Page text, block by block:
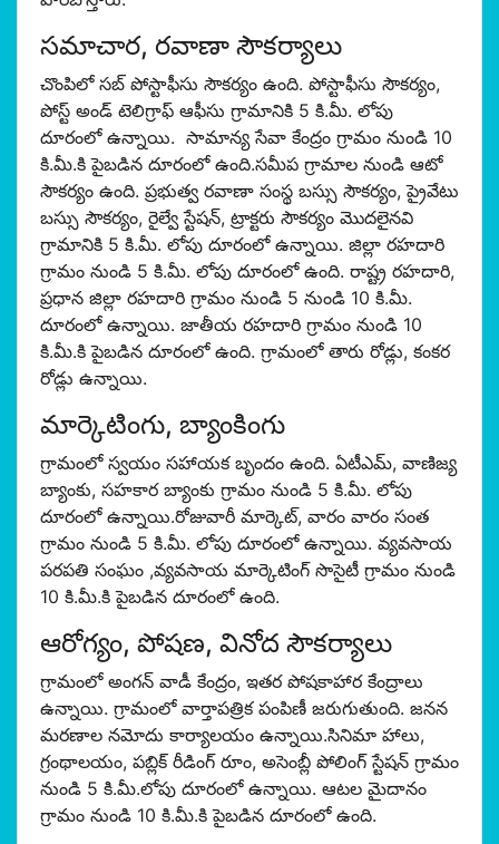
సమాచార, రవాణా సౌకర్యాలు
చొంపిలో సబ్ పోస్టాఫీసు సౌకర్యం ఉంది. పోస్టాఫీసు సౌకర్యం,
పోస్ట్ అండ్ టెలిగ్రాఫ్ ఆఫీసు గ్రామానికి 5 కి.మీ. లోపు
దూరంలో ఉన్నాయి. సామాన్య సేవా కేంద్రం గ్రామం నుండి 10
కి.మీ.కి పైబడిన దూరంలో ఉంది.సమీప గ్రామాల నుండి ఆటో
సౌకర్యం ఉంది. ప్రభుత్వ రవాణా సంస్థ బస్సు సౌకర్యం, ప్రైవేటు
బస్సు సౌకర్యం, రైల్వే స్టేషన్, ట్రాక్టరు సౌకర్యం మొదలైనవి
గ్రామానికి 5 కి.మీ. లోపు దూరంలో ఉన్నాయి. జిల్లా రహదారి
గ్రామం నుండి 5 కి.మీ. లోపు దూరంలో ఉంది. రాష్ట్ర రహదారి,
ప్రధాన జిల్లా రహదారి గ్రామం నుండి 5 నుండి 10 కి.మీ.
దూరంలో ఉన్నాయి. జాతీయ రహదారి గ్రామం నుండి 10
కి.మీ.కి పైబడిన దూరంలో ఉంది. గ్రామంలో తారు రోడ్లు, కంకర
రోడ్లు ఉన్నాయి.
మార్కెటింగు, బ్యాంకింగు
గ్రామంలో స్వయం సహాయక బృందం ఉంది. ఏటీఎమ్, వాణిజ్య
బ్యాంకు, సహకార బ్యాంకు గ్రామం నుండి 5 కి.మీ. లోపు
దూరంలో ఉన్నాయి.రోజువారీ మార్కెట్, వారం వారం సంత
గ్రామం నుండి 5 కి.మీ. లోపు దూరంలో ఉన్నాయి. వ్యవసాయ
పరపతి సంఘం ,వ్యవసాయ మార్కెటింగ్ సొసైటీ గ్రామం నుండి
10 కి.మీ.కి పైబడిన దూరంలో ఉంది.
ఆరోగ్యం, పోషణ, వినోద సౌకర్యాలు
గ్రామంలో అంగన్ వాడీ కేంద్రం, ఇతర పోషకాహార కేంద్రాలు
ఉన్నాయి. గ్రామంలో వార్తాపత్రిక పంపిణీ జరుగుతుంది. జనన
మరణాల నమోదు కార్యాలయం ఉన్నాయి.సినిమా హాలు,
గ్రంథాలయం, పబ్లిక్ రీడింగ్ రూం, అసెంబ్లీ పోలింగ్ స్టేషన్ గ్రామం
నుండి 5 కి.మీ.లోపు దూరంలో ఉన్నాయి. ఆటల మైదానం
గ్రామం నుండి 10 కి.మీ.కి పైబడిన దూరంలో ఉంది.